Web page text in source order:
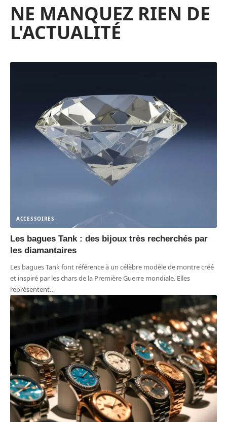
NE MANQUEZ RIEN DE
L'ACTUALITÉ
ACCESSOIRES
Les bagues Tank : des bijoux très recherchés par
les diamantaires
Les bagues Tank font référence à un célèbre modèle de montre créé
et inspiré par les chars de la Première Guerre mondiale. Elles
représentent…